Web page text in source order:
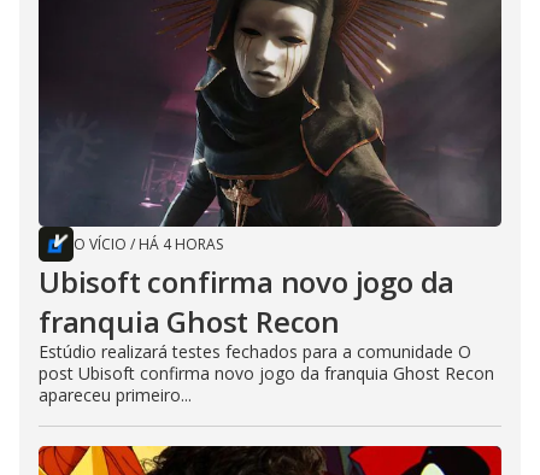
O VÍCIO / HÁ 4 HORAS
Ubisoft confirma novo jogo da
franquia Ghost Recon
Estúdio realizará testes fechados para a comunidade O
post Ubisoft confirma novo jogo da franquia Ghost Recon
apareceu primeiro...